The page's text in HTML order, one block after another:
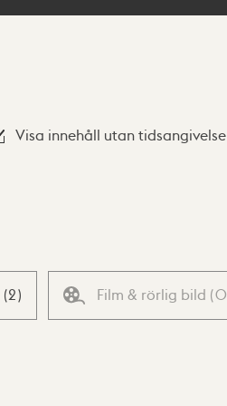
Visa innehåll utan tidsangivelse
(2) Film & rörlig bild (0